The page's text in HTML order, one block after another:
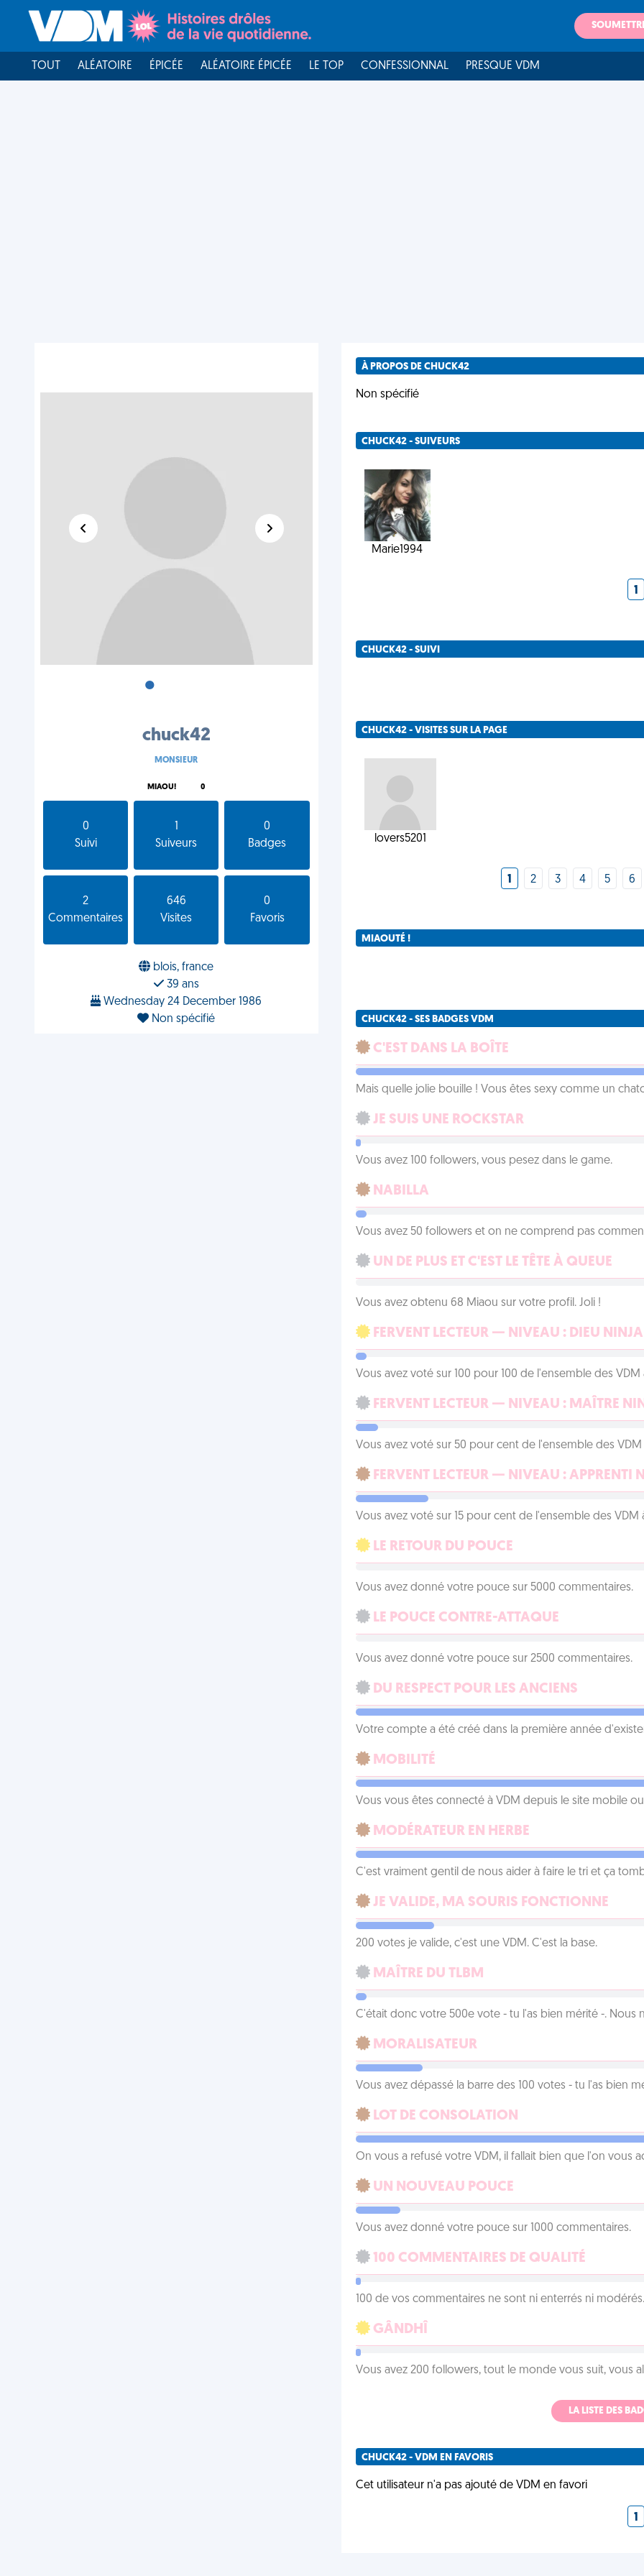
TOUT ALÉATOIRE ÉPICÉE ALÉATOIRE ÉPICÉE LE TOP CONFESSIONNAL PRESQUE VDM
•
chuck42
MONSIEUR
MIAOU! 0
0
Suivi
Suiveurs
0
Badges
2
Commentaires
646
Visites
0
Favoris
blois, france
39 ans
Wednesday 24 December 1986
Non spécifié
À PROPOS DE CHUCK42
Non spécifié
CHUCK42 - SUIVEURS
Marie1994
1
CHUCK42 - SUIVI
CHUCK42 - VISITES SUR LA PAGE
lovers5201
1 2 3 4 5 6
MIAOUTÉ !
CHUCK42 - SES BADGES VDM
C'EST DANS LA BOÎTE
Mais quelle jolie bouille ! Vous êtes sexy comme un
JE SUIS UNE ROCKSTAR
Vous avez 100 followers, vous pesez dans le game.
NABILLA
Vous avez 50 followers et on ne comprend pas
UN DE PLUS ET C'EST LE TÊTE À QUEUE
Vous avez obtenu 68 Miaou sur votre profil. Joli !
FERVENT LECTEUR — NIVEAU : DIEU NINJA
Vous avez voté sur 100 pour 100 de l'ensemble des VDM
FERVENT LECTEUR — NIVEAU : MAÎTRE
Vous avez voté sur 50 pour cent de l'ensemble des VDM
FERVENT LECTEUR — NIVEAU : APPRENTI
Vous avez voté sur 15 pour cent de l'ensemble des VDM
LE RETOUR DU POUCE
Vous avez donné votre pouce sur 5000 commentaires.
LE POUCE CONTRE-ATTAQUE
Vous avez donné votre pouce sur 2500 commentaires.
DU RESPECT POUR LES ANCIENS
Votre compte a été créé dans la première année
MOBILITÉ
Vous vous êtes connecté à VDM depuis le site mobile
MODÉRATEUR EN HERBE
C'est vraiment gentil de nous aider à faire le tri et ça
JE VALIDE, MA SOURIS FONCTIONNE
200 votes je valide, c'est une VDM. C'est la base.
MAÎTRE DU TLBM
C'était donc votre 500e vote - tu l'as bien mérité -. Nous
MORALISATEUR
Vous avez dépassé la barre des 100 votes - tu l'as bien
LOT DE CONSOLATION
On vous a refusé votre VDM, il fallait bien que l'on vous
UN NOUVEAU POUCE
Vous avez donné votre pouce sur 1000 commentaires.
100 COMMENTAIRES DE QUALITÉ
100 de vos commentaires ne sont ni enterrés ni
GÂNDHÎ
Vous avez 200 followers, tout le monde vous suit, vous
LA LISTE DES
CHUCK42 - VDM EN FAVORIS
Cet utilisateur n'a pas ajouté de VDM en favori
1